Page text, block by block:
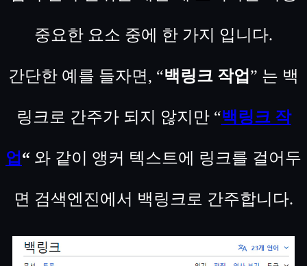
중요한 요소 중에 한 가지 입니다.
간단한 예를 들자면, “백링크 작업 ” 는 백
링크로 간주가 되지 않지만 “백링크 작
업 “ 와 같이 앵커 텍스트에 링크를 걸어두
면 검색엔진에서 백링크로 간주합니다.